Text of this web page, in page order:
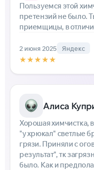
Пользуемся этой
претензий не было.
приемщицы, в
2 июня 2025 Яндекс
★★★★★
Алиса
Хорошая химчистка,
"у хрюкал" светлые
грязи. Приняли с
результат", тк
было. Как и